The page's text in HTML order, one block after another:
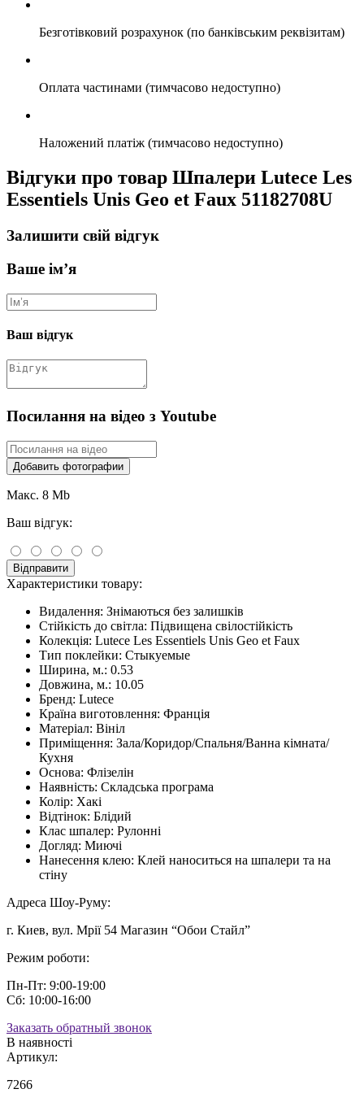
Безготівковий розрахунок (по банківським реквізитам)
Оплата частинами (тимчасово недоступно)
Наложений платіж (тимчасово недоступно)
Відгуки про товар Шпалери Lutece Les
Essentiels Unis Geo et Faux 51182708U
Залишити свій відгук
Ваше ім’я
Ваш відгук
Посилання на відео з Youtube
Добавить фотографии
Макс. 8 Mb
Ваш відгук:
Відправити
Характеристики товару:
Видалення: Знімаються без залишків
Стійкість до світла: Підвищена свілостійкість
Колекція: Lutece Les Essentiels Unis Geo et Faux
Тип поклейки: Стыкуемые
Ширина, м.: 0.53
Довжина, м.: 10.05
Бренд: Lutece
Країна виготовлення: Франція
Матеріал: Вініл
Приміщення: Зала/Коридор/Спальня/Ванна кімната/
Кухня
Основа: Флізелін
Наявність: Складська програма
Колір: Хакі
Відтінок: Блідий
Клас шпалер: Рулонні
Догляд: Миючі
Нанесення клею: Клей наноситься на шпалери та на
стіну
Адреса Шоу-Руму:
г. Киев, вул. Мрії 54 Магазин “Обои Стайл”
Режим роботи:
Пн-Пт: 9:00-19:00
Сб: 10:00-16:00
Заказать обратный звонок
В наявності
Артикул:
7266